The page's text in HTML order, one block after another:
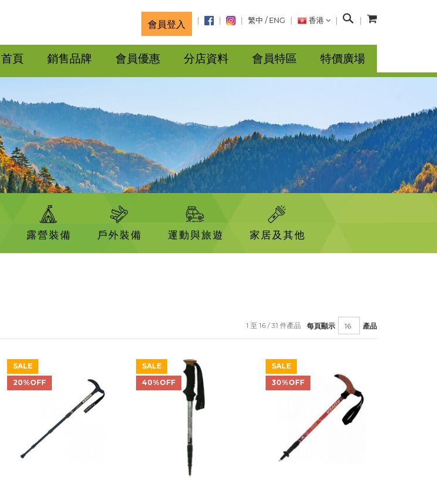
會員登入 繁中 / ENG 香港
搜
首頁 銷售品牌 會員優惠 分店資料 會員特區 特價廣場
露營裝備 戶外裝備 運動與旅遊 家居及其他
每頁顯示 產品
1 至 16 / 31 件產品
SALE
20%OFF
SALE
40%OFF
SALE
30%OFF